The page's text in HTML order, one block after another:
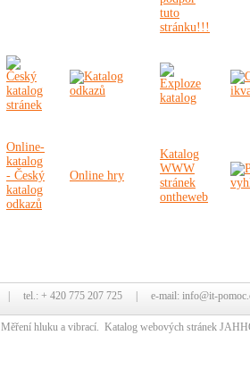
Online-
katalog
- Český
katalog
odkazů
Online hry
Katalog
WWW
stránek
ontheweb
| tel.: + 420 775 207 725 | e-mail: info@it-
Měření hlukua vibrací. Katalog webových stránek